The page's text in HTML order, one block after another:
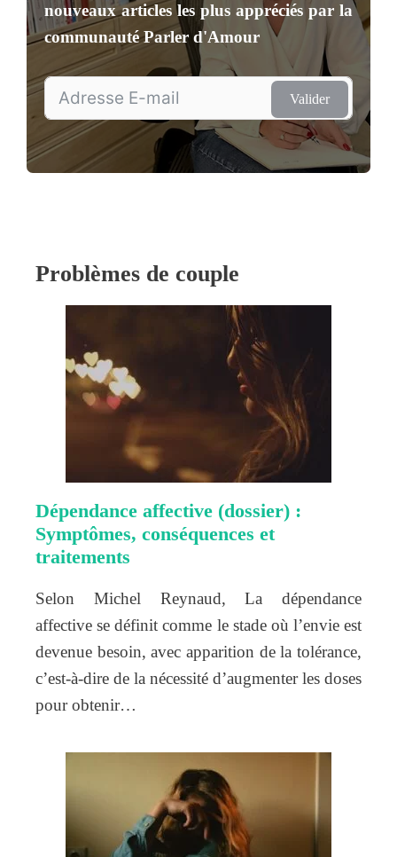
nouveaux articles les plus appréciés par la
communautéParler d'Amour
Valider
Problèmes de couple
Dépendance affective (dossier) :
Symptômes, conséquences et
traitements
Selon Michel Reynaud, La dépendance
affective se définit comme le stade où l’envie est
devenue besoin, avec apparition de la tolérance,
c’est-à-dire de la nécessité d’augmenter les doses
pour obtenir…